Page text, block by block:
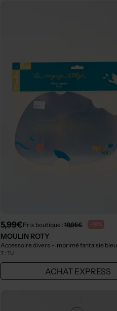
5,99€Prix boutique : 19,95€ -70%
MOULIN ROTY
Accessoire divers - Imprimé fantaisie bleu
T : TU
ACHAT EXPRESS